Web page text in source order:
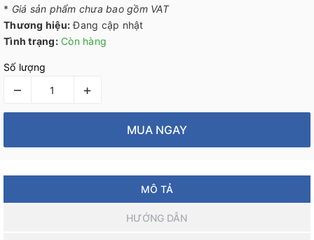
* Giá sản phẩm chưa bao gồm VAT
Thương hiệu: Đang cập nhật
Tình trạng: Còn hàng
Số lượng
– +
MUA NGAY
MÔ TẢ
HƯỚNG DẪN